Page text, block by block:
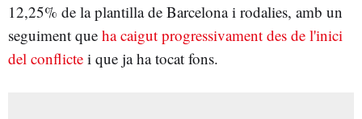
12,25% de la plantilla de Barcelona i rodalies, amb un
seguiment que ha caigut progressivament des de l'inici
del conflicte i que ja ha tocat fons.